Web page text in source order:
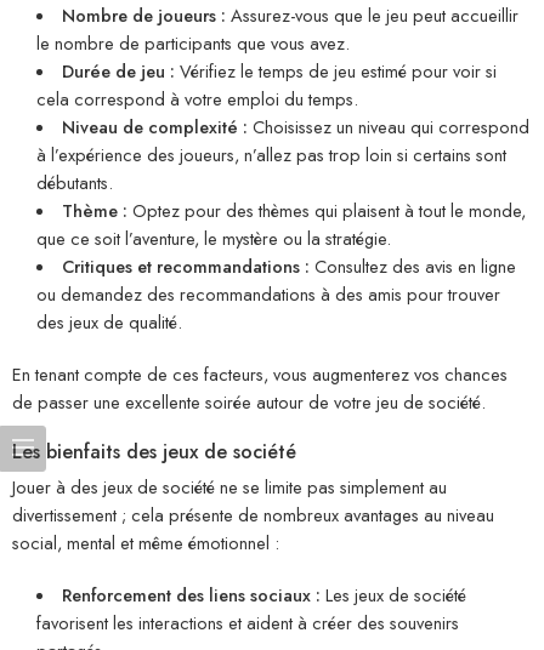
Nombre de joueurs : Assurez-vous que le jeu peut accueillir
le nombre de participants que vous avez.
Durée de jeu : Vérifiez le temps de jeu estimé pour voir si
cela correspond à votre emploi du temps.
Niveau de complexité : Choisissez un niveau qui correspond
à l’expérience des joueurs, n’allez pas trop loin si certains sont
débutants.
Thème : Optez pour des thèmes qui plaisent à tout le monde,
que ce soit l’aventure, le mystère ou la stratégie.
Critiques et recommandations : Consultez des avis en ligne
ou demandez des recommandations à des amis pour trouver
des jeux de qualité.
En tenant compte de ces facteurs, vous augmenterez vos chances
de passer une excellente soirée autour de votre jeu de société.
Les bienfaits des jeux de société
Jouer à des jeux de société ne se limite pas simplement au
divertissement ; cela présente de nombreux avantages au niveau
social, mental et même émotionnel :
Renforcement des liens sociaux : Les jeux de société
favorisent les interactions et aident à créer des souvenirs